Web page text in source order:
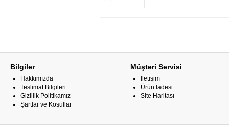
Bilgiler
Hakkımızda
Teslimat Bilgileri
Gizlilik Politikamız
Şartlar ve Koşullar
Müşteri Servisi
İletişim
Ürün İadesi
Site Haritası